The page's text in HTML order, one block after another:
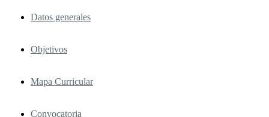
Datos generales
Objetivos
Mapa Curricular
Convocatoria